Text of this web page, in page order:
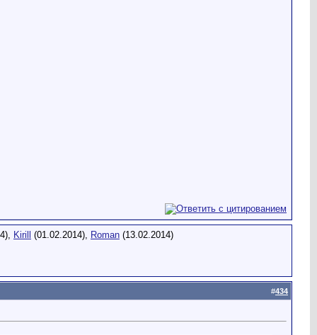
Kirill (01.02.2014), Roman (13.02.2014)
#434